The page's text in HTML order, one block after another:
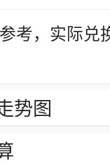
考，实际
势图